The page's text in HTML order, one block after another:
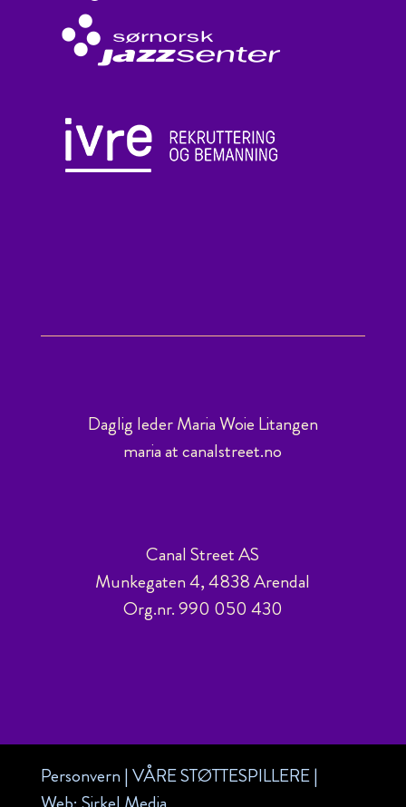
Daglig leder Maria Woie Litangen
maria at canalstreet.no
Canal Street AS
Munkegaten 4, 4838 Arendal
Org.nr. 990 050 430
Personvern|VÅRE STØTTESPILLERE|